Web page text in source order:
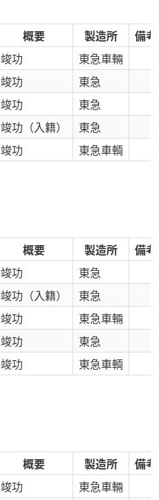
概要 製造所
備
竣功
東急車輛
竣功
東急
竣功
東急
竣功 （入籍）
東急
竣功 東急車輌
概要 製造所
備
竣功
東急
竣功 （入籍）
東急
竣功
東急車輛
竣功
東急
竣功 東急車輌
概要 製造所
備
竣功
東急車輛